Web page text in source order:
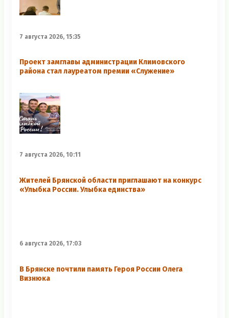
7 августа 2026, 15:35
Проект замглавы администрации Климовского
района стал лауреатом премии «Служение»
7 августа 2026, 10:11
Жителей Брянской области приглашают на конкурс
«Улыбка России. Улыбка единства»
6 августа 2026, 17:03
В Брянске почтили память Героя России Олега
Визнюка